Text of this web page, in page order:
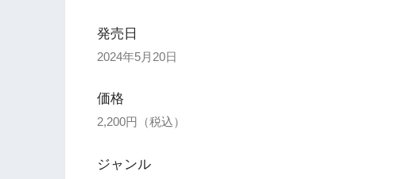
発売日
2024年5月20日
価格
2,200円（税込）
ジャンル